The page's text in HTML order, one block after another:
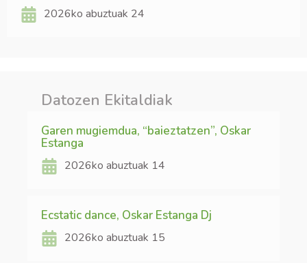
2026ko abuztuak 24
Datozen Ekitaldiak
Garen mugiemdua, “baieztatzen”, Oskar
Estanga
2026ko abuztuak 14
Ecstatic dance, Oskar Estanga Dj
2026ko abuztuak 15